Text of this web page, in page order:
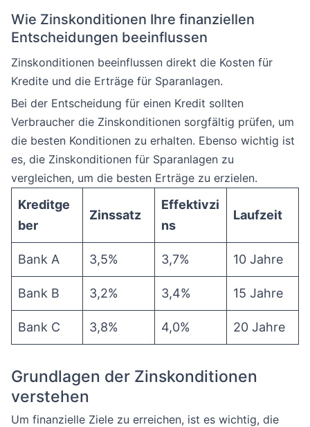
Wie Zinskonditionen Ihre finanziellen
Entscheidungen beeinflussen
Zinskonditionen beeinflussen direkt die Kosten für
Kredite und die Erträge für Sparanlagen.
Bei der Entscheidung für einen Kredit sollten
Verbraucher die Zinskonditionen sorgfältig prüfen, um
die besten Konditionen zu erhalten. Ebenso wichtig ist
es, die Zinskonditionen für Sparanlagen zu
vergleichen, um die besten Erträge zu erzielen.
Kreditge
ber
Zinssatz
Effektivzi
ns
Laufzeit
Bank A 3,5% 3,7% 10 Jahre
Bank B 3,2% 3,4% 15 Jahre
Bank C 3,8% 4,0% 20 Jahre
Grundlagen der Zinskonditionen
verstehen
Um finanzielle Ziele zu erreichen, ist es wichtig, die